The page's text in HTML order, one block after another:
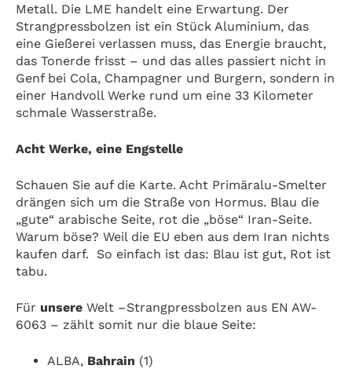
Metall. Die LME handelt eine Erwartung. Der
Strangpressbolzen ist ein Stück Aluminium, das
eine Gießerei verlassen muss, das Energie braucht,
das Tonerde frisst – und das alles passiert nicht in
Genf bei Cola, Champagner und Burgern, sondern in
einer Handvoll Werke rund um eine 33 Kilometer
schmale Wasserstraße.
Acht Werke, eine Engstelle
Schauen Sie auf die Karte. Acht Primäralu-Smelter
drängen sich um die Straße von Hormus. Blau die
„gute“ arabische Seite, rot die „böse“ Iran-Seite.
Warum böse? Weil die EU eben aus dem Iran nichts
kaufen darf. So einfach ist das: Blau ist gut, Rot ist
tabu.
Für unsere Welt –Strangpressbolzen aus EN AW-
6063 – zählt somit nur die blaue Seite:
ALBA, Bahrain (1)